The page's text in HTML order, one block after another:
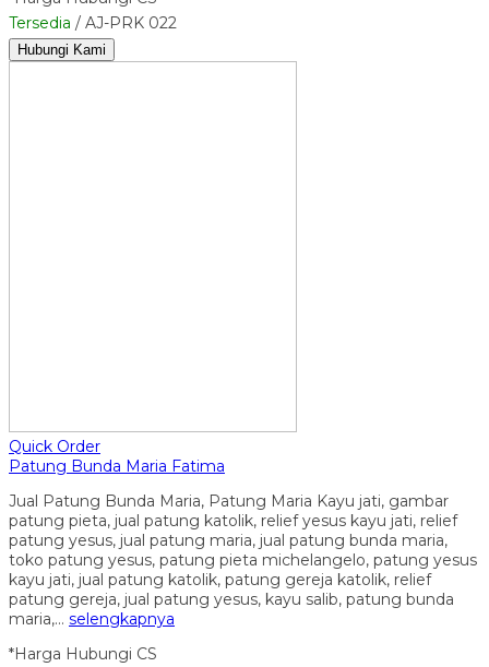
Tersedia / AJ-PRK 022
Hubungi Kami
Quick Order
Patung Bunda Maria Fatima
Jual Patung Bunda Maria, Patung Maria Kayu jati, gambar
patung pieta, jual patung katolik, relief yesus kayu jati, relief
patung yesus, jual patung maria, jual patung bunda maria,
toko patung yesus, patung pieta michelangelo, patung yesus
kayu jati, jual patung katolik, patung gereja katolik, relief
patung gereja, jual patung yesus, kayu salib, patung bunda
maria,… selengkapnya
*Harga Hubungi CS